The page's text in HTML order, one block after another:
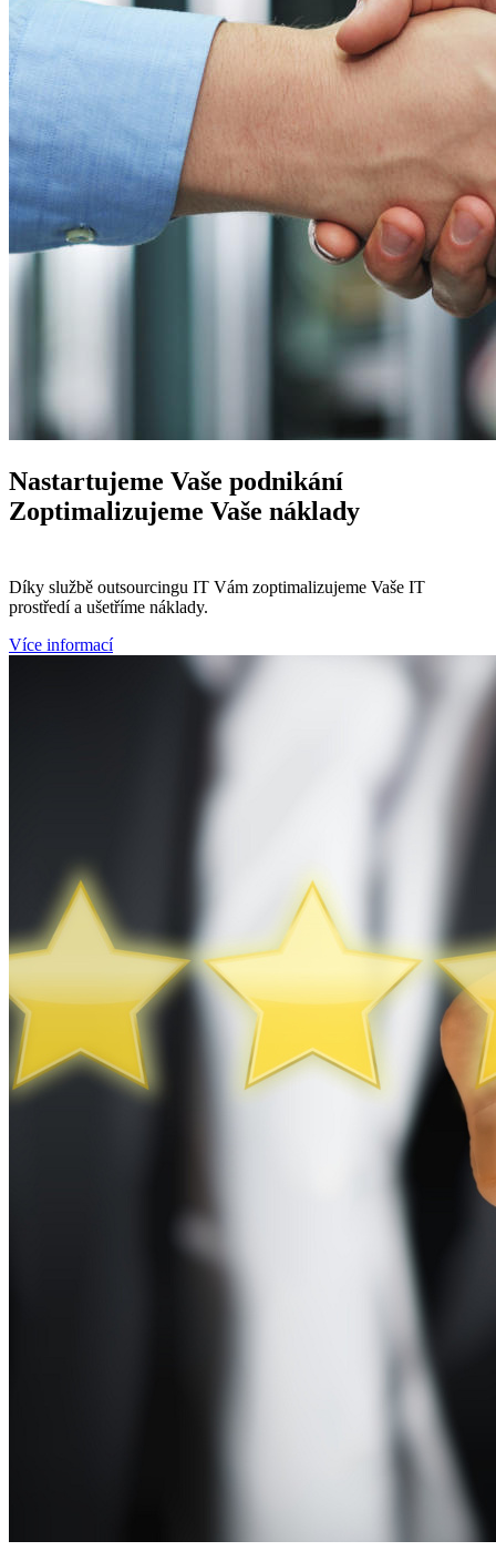
Nastartujeme Vaše podnikání
Zoptimalizujeme Vaše náklady
Díky službě outsourcingu IT Vám zoptimalizujeme Vaše IT
prostředí a ušetříme náklady.
Více informací